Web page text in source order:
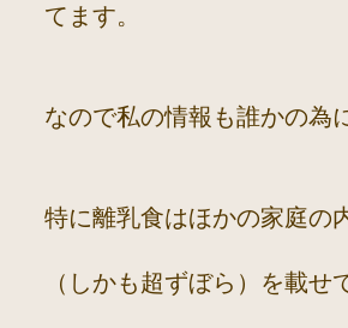
てます。
なので私の情報も誰かの為
特に離乳食はほかの家庭の
（しかも超ずぼら）を載せ